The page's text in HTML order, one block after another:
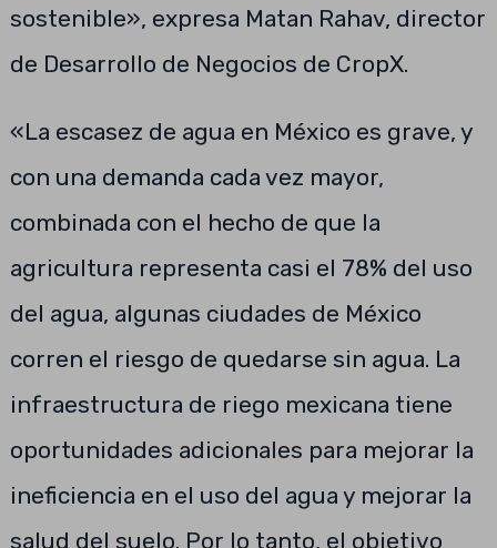
sostenible», expresa Matan Rahav, director
de Desarrollo de Negocios de CropX.
«La escasez de agua en México es grave, y
con una demanda cada vez mayor,
combinada con el hecho de que la
agricultura representa casi el 78% del uso
del agua, algunas ciudades de México
corren el riesgo de quedarse sin agua. La
infraestructura de riego mexicana tiene
oportunidades adicionales para mejorar la
ineficiencia en el uso del agua y mejorar la
salud del suelo. Por lo tanto, el objetivo